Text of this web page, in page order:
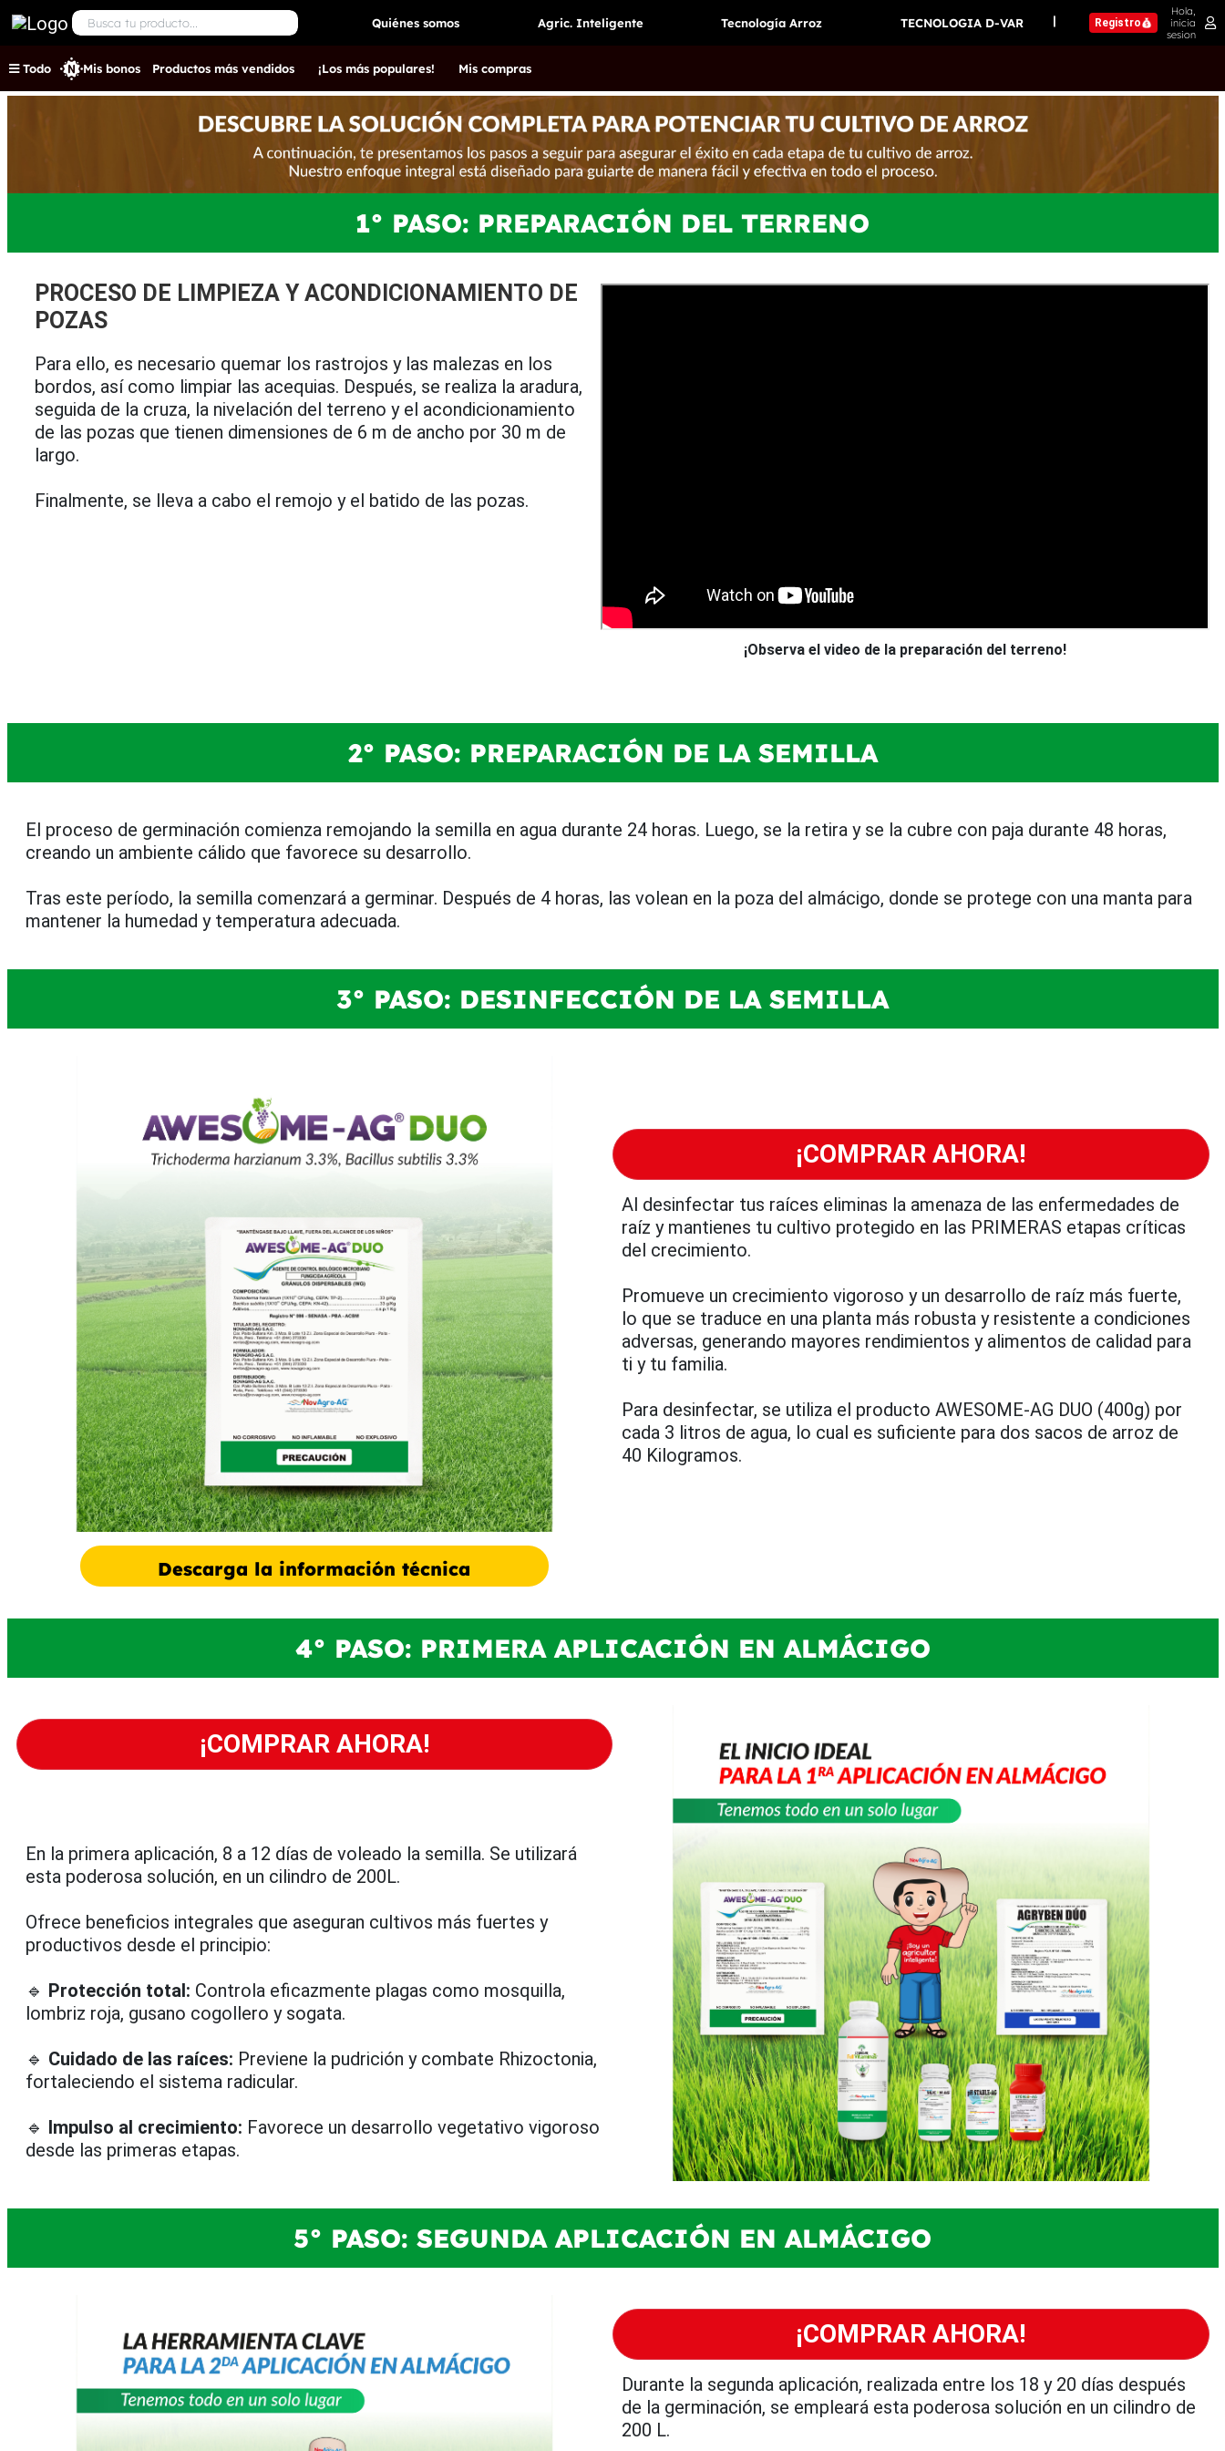
Quiénes somos Agric. Inteligente Tecnología Arroz TECNOLOGIA D-VAR | Registro
Hola,
inicia
sesion
Todo Mis bonos Productos más vendidos ¡Los más populares! Mis compras
1° PASO: PREPARACIÓN DEL TERRENO
PROCESO DE LIMPIEZA Y ACONDICIONAMIENTO DE
POZAS
Para ello, es necesario quemar los rastrojos y las malezas en los
bordos, así como limpiar las acequias. Después, se realiza la aradura,
seguida de la cruza, la nivelación del terreno y el acondicionamiento
de las pozas que tienen dimensiones de 6 m de ancho por 30 m de
largo.
Finalmente, se lleva a cabo el remojo y el batido de las pozas.
¡Observa el video de la preparación del terreno!
2° PASO: PREPARACIÓN DE LA SEMILLA
El proceso de germinación comienza remojando la semilla en agua durante 24 horas. Luego, se la retira y se la cubre con paja durante 48 horas,
creando un ambiente cálido que favorece su desarrollo.
Tras este período, la semilla comenzará a germinar. Después de 4 horas, las volean en la poza del almácigo, donde se protege con una manta para
mantener la humedad y temperatura adecuada.
3° PASO: DESINFECCIÓN DE LA SEMILLA
Descarga la información técnica
¡COMPRAR AHORA!
Al desinfectar tus raíces eliminas la amenaza de las enfermedades de
raíz y mantienes tu cultivo protegido en las PRIMERAS etapas críticas
del crecimiento.
Promueve un crecimiento vigoroso y un desarrollo de raíz más fuerte,
lo que se traduce en una planta más robusta y resistente a condiciones
adversas, generando mayores rendimientos y alimentos de calidad para
ti y tu familia.
Para desinfectar, se utiliza el producto AWESOME-AG DUO (400g) por
cada 3 litros de agua, lo cual es suficiente para dos sacos de arroz de
40 Kilogramos.
4° PASO: PRIMERA APLICACIÓN EN ALMÁCIGO
¡COMPRAR AHORA!
En la primera aplicación, 8 a 12 días de voleado la semilla. Se utilizará
esta poderosa solución, en un cilindro de 200L.
Ofrece beneficios integrales que aseguran cultivos más fuertes y
productivos desde el principio:
🔹 Protección total: Controla eficazmente plagas como mosquilla,
lombriz roja, gusano cogollero y sogata.
🔹 Cuidado de las raíces: Previene la pudrición y combate Rhizoctonia,
fortaleciendo el sistema radicular.
🔹 Impulso al crecimiento: Favorece un desarrollo vegetativo vigoroso
desde las primeras etapas.
5° PASO: SEGUNDA APLICACIÓN EN ALMÁCIGO
¡COMPRAR AHORA!
Durante la segunda aplicación, realizada entre los 18 y 20 días después
de la germinación, se empleará esta poderosa solución en un cilindro de
200 L.